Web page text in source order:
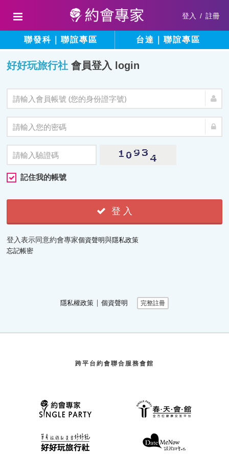
登入 / 註冊
聯發科｜聯誼專區 台達｜聯誼專區
好好玩旅行社 會員登入 login
記住我的帳號
登 入
登入表示同意約會專家個資聲明與隱私政策
忘記帳密
隱私權政策 ∣ 個資聲明 完整註冊
跨平台約會聯合服務會館